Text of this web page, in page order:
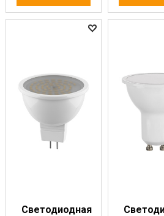
Светодиодная